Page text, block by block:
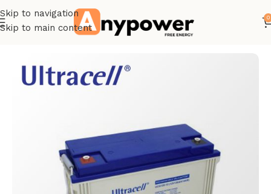
Skip to navigation
Skip to main content
0